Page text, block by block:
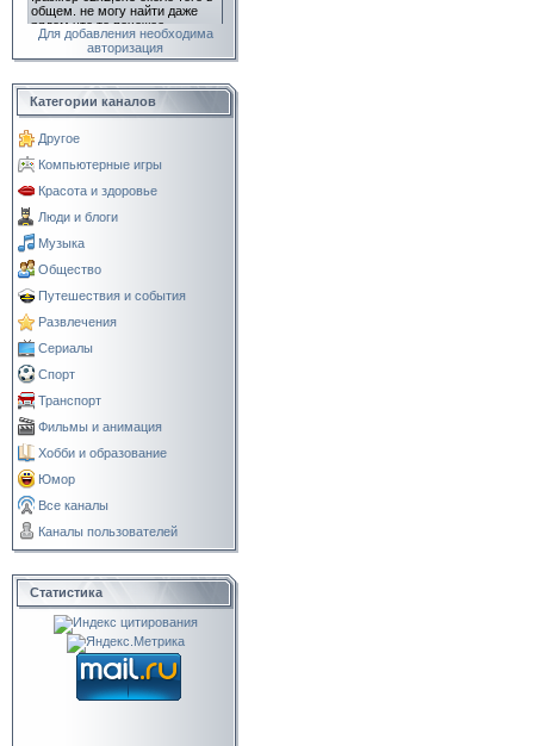
Для добавления необходима
авторизация
Категории каналов
Другое
Компьютерные игры
Красота и здоровье
Люди и блоги
Музыка
Общество
Путешествия и события
Развлечения
Сериалы
Спорт
Транспорт
Фильмы и анимация
Хобби и образование
Юмор
Все каналы
Каналы пользователей
Статистика